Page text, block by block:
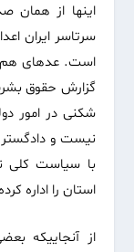
اینها از همان
سرتاسر ایران
است. عده‏ای هم
گزارش حقوق
شکنی در امور
نیست و
با سیاست کلی
استان را اداره
از آنجاییکه